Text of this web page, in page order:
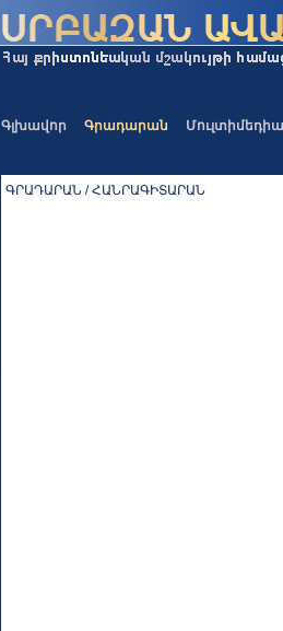
Գլխավոր Գրադարան Մուլտիմեդիա
ԳՐԱԴԱՐԱՆ / ՀԱՆՐԱԳԻՏԱՐԱՆ